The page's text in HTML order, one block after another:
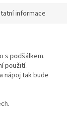
informace
s podšálkem.
použití.
nápoj tak bude